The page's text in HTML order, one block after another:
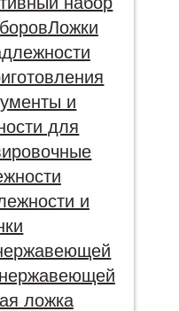
Ложки
и
для
и
ложка